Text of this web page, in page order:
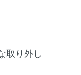
取り外し